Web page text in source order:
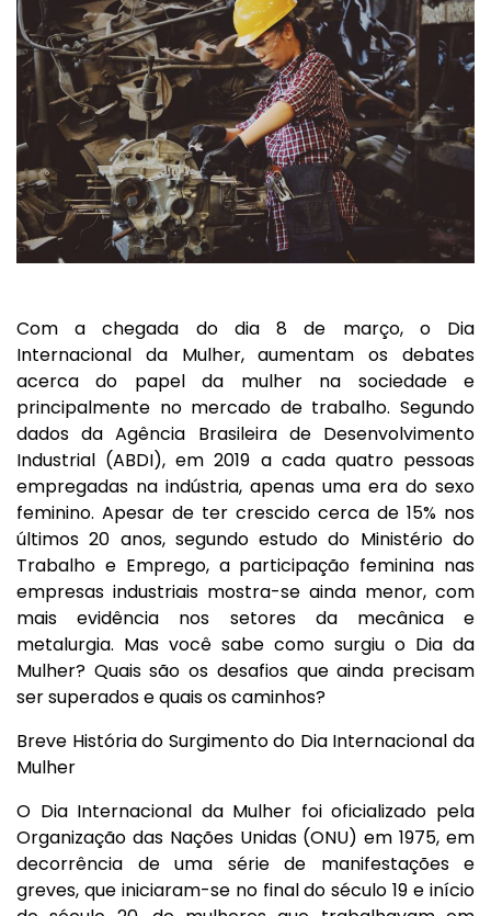
Com a chegada do dia 8 de março, o Dia
Internacional da Mulher, aumentam os debates
acerca do papel da mulher na sociedade e
principalmente no mercado de trabalho. Segundo
dados da Agência Brasileira de Desenvolvimento
Industrial (ABDI), em 2019 a cada quatro pessoas
empregadas na indústria, apenas uma era do sexo
feminino. Apesar de ter crescido cerca de 15% nos
últimos 20 anos, segundo estudo do Ministério do
Trabalho e Emprego, a participação feminina nas
empresas industriais mostra-se ainda menor, com
mais evidência nos setores da mecânica e
metalurgia. Mas você sabe como surgiu o Dia da
Mulher? Quais são os desafios que ainda precisam
ser superados e quais os caminhos?
Breve História do Surgimento do Dia Internacional da
Mulher
O Dia Internacional da Mulher foi oficializado pela
Organização das Nações Unidas (ONU) em 1975, em
decorrência de uma série de manifestações e
greves, que iniciaram-se no final do século 19 e início